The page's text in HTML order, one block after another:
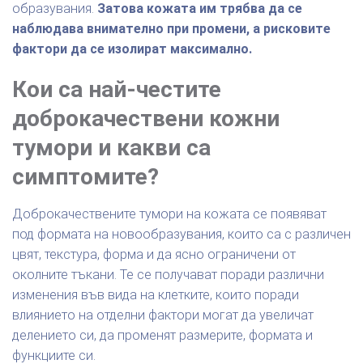
образувания. Затова кожата им трябва да се
наблюдава внимателно при промени, а рисковите
фактори да се изолират максимално.
Кои са най-честите
доброкачествени кожни
тумори и какви са
симптомите?
Доброкачествените тумори на кожата се появяват
под формата на новообразувания, които са с различен
цвят, текстура, форма и да ясно ограничени от
околните тъкани. Те се получават поради различни
изменения във вида на клетките, които поради
влиянието на отделни фактори могат да увеличат
делението си, да променят размерите, формата и
функциите си.